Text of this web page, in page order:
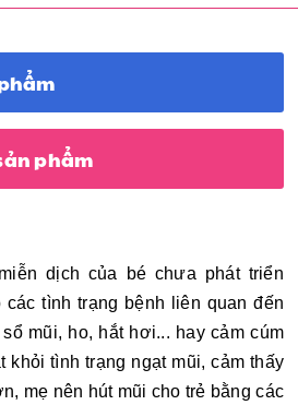
phẩm
dịch của bé chưa phát triển
các tình trạng bệnh liên quan đến
mũi, ho, hắt hơi... hay cảm cúm
khỏi tình trạng ngạt mũi, cảm thấy
mẹ nên hút mũi cho trẻ bằng các